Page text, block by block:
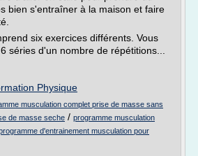
bien s'entraîner à la maison et faire
six exercices différents. Vous
séries d'un nombre de répétitions...
Physique
musculation complet prise de masse sans
de masse seche / programme musculation
d'entrainement musculation pour